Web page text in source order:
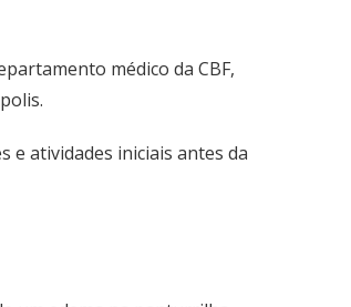
médico da CBF,
e atividades iniciais antes da